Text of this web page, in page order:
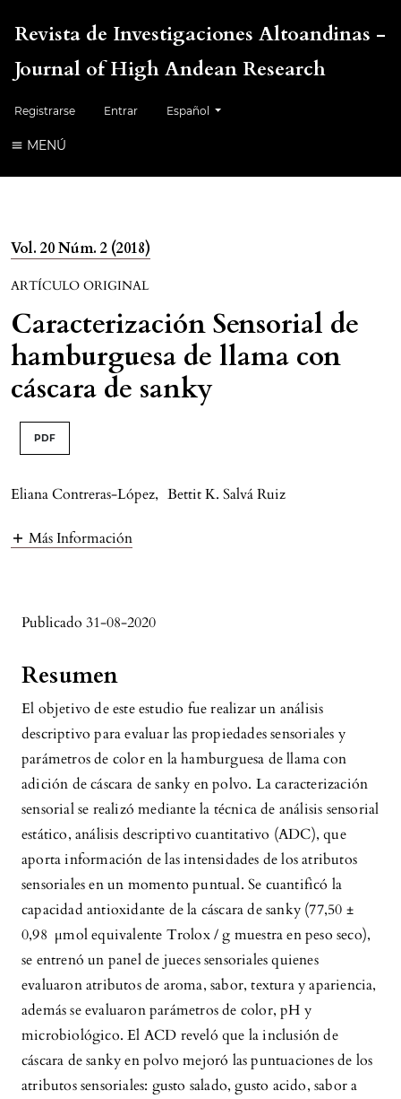
Revista de Investigaciones Altoandinas -
Journal of High Andean Research
Registrarse Entrar Cambiar el idioma. El idioma actual es:
Español
MENÚ
Vol. 20 Núm. 2 (2018)
ARTÍCULO ORIGINAL
Caracterización Sensorial de
hamburguesa de llama con
cáscara de sanky
PDF
Eliana Contreras-López, Bettit K. Salvá Ruiz
Más Información
Publicado 31-08-2020
Resumen
El objetivo de este estudio fue realizar un análisis
descriptivo para evaluar las propiedades sensoriales y
parámetros de color en la hamburguesa de llama con
adición de cáscara de sanky en polvo. La caracterización
sensorial se realizó mediante la técnica de análisis sensorial
estático, análisis descriptivo cuantitativo (ADC), que
aporta información de las intensidades de los atributos
sensoriales en un momento puntual. Se cuantificó la
capacidad antioxidante de la cáscara de sanky (77,50 ±
0,98 µmol equivalente Trolox / g muestra en peso seco),
se entrenó un panel de jueces sensoriales quienes
evaluaron atributos de aroma, sabor, textura y apariencia,
además se evaluaron parámetros de color, pH y
microbiológico. El ACD reveló que la inclusión de
cáscara de sanky en polvo mejoró las puntuaciones de los
atributos sensoriales: gusto salado, gusto acido, sabor a